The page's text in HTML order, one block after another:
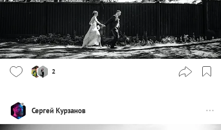
2
Сергей Курзанов